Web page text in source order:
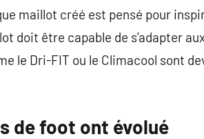
maillot créé est pensé pour
doit être capable de s’adapter
le Dri-FIT ou le Climacool sont
de foot ont évolué